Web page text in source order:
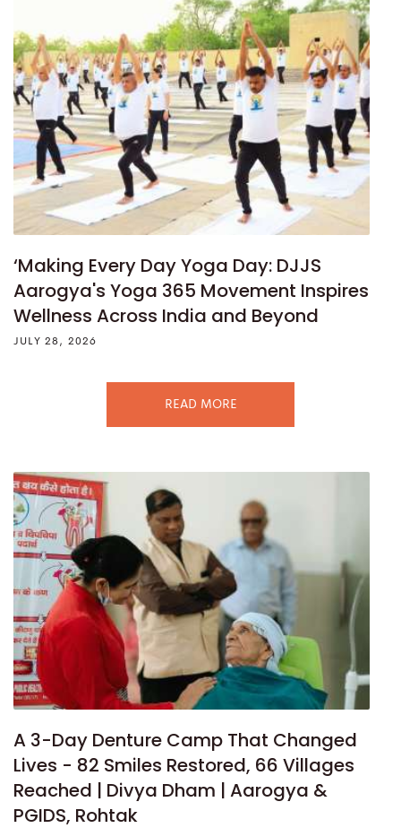
‘Making Every Day Yoga Day: DJJS
Aarogya's Yoga 365 Movement Inspires
Wellness Across India and Beyond
JULY 28, 2026
READ MORE
A 3-Day Denture Camp That Changed
Lives - 82 Smiles Restored, 66 Villages
Reached | Divya Dham | Aarogya &
PGIDS, Rohtak